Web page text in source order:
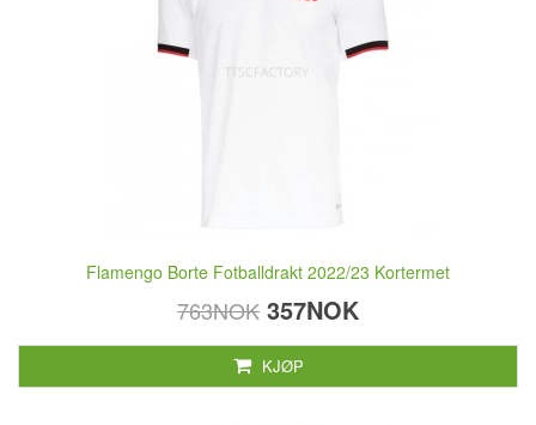
Flamengo Borte Fotballdrakt 2022/23 Kortermet
763NOK 357NOK
KJØP